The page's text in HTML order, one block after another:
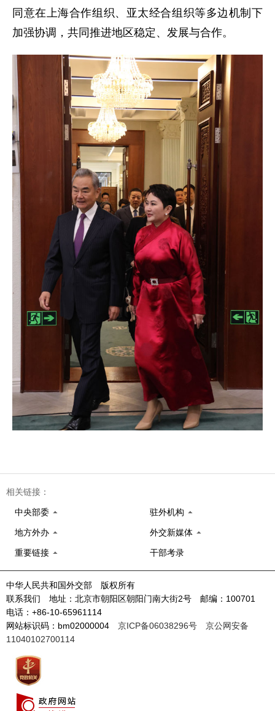
同意在上海合作组织、亚太经合组织等多边机制下
加强协调，共同推进地区稳定、发展与合作。
相关链接：
中央部委 驻外机构
地方外办 外交新媒体
重要链接 干部考录
中华人民共和国外交部 版权所有
联系我们 地址：北京市朝阳区朝阳门南大街2号 邮编：100701
电话：+86-10-65961114
网站标识码：bm02000004 京ICP备06038296号
京公网安备
11040102700114